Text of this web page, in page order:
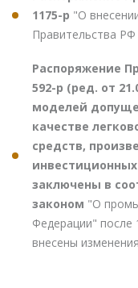
1175-р "О
Правительства
Распоряжение
592-р (ред. от
моделей
качестве
средств,
заключены в
законом "О
Федерации" после
внесены